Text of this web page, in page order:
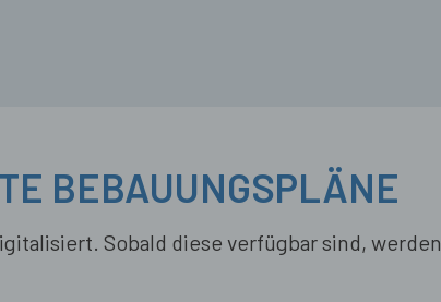
BEBAUUNGSPLÄNE
Sobald diese verfügbar sind, werden